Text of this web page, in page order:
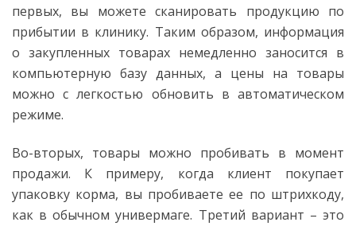
первых, вы можете сканировать продукцию по
прибытии в клинику. Таким образом, информация
о закупленных товарах немедленно заносится в
компьютерную базу данных, а цены на товары
можно с легкостью обновить в автоматическом
режиме.
Во-вторых, товары можно пробивать в момент
продажи. К примеру, когда клиент покупает
упаковку корма, вы пробиваете ее по штрихкоду,
как в обычном универмаге. Третий вариант – это